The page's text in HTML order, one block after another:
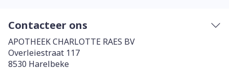
Contacteer ons
APOTHEEK CHARLOTTE RAES BV
Overleiestraat 117
8530 Harelbeke